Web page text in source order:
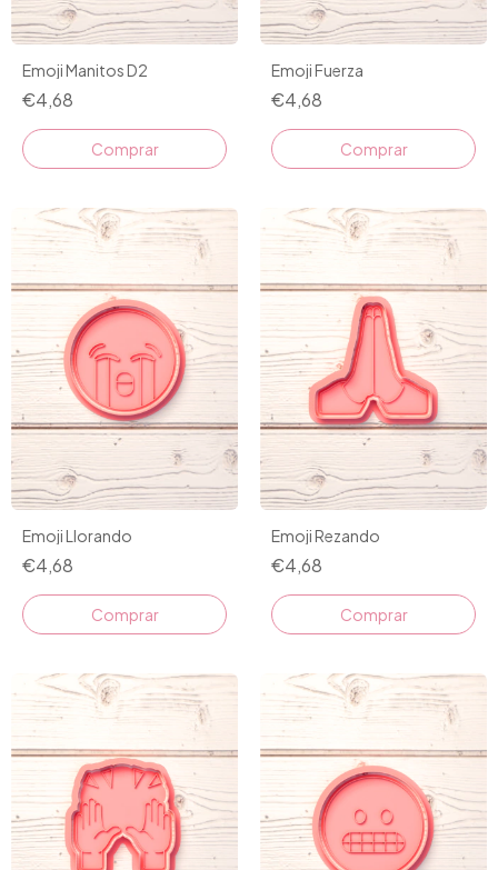
Emoji Manitos D2
€4,68
Comprar
Emoji Fuerza
€4,68
Comprar
Emoji Llorando
€4,68
Comprar
Emoji Rezando
€4,68
Comprar